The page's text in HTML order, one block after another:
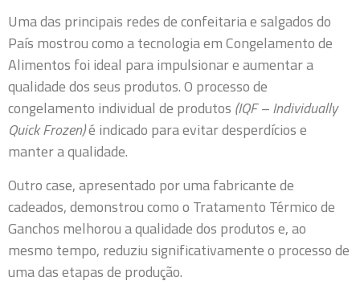
Uma das principais redes de confeitaria e salgados do
País mostrou como a tecnologia em Congelamento de
Alimentos foi ideal para impulsionar e aumentar a
qualidade dos seus produtos. O processo de
congelamento individual de produtos (IQF – Individually
Quick Frozen)é indicado para evitar desperdícios e
manter a qualidade.
Outro case, apresentado por uma fabricante de
cadeados, demonstrou como o Tratamento Térmico de
Ganchos melhorou a qualidade dos produtos e, ao
mesmo tempo, reduziu significativamente o processo de
uma das etapas de produção.